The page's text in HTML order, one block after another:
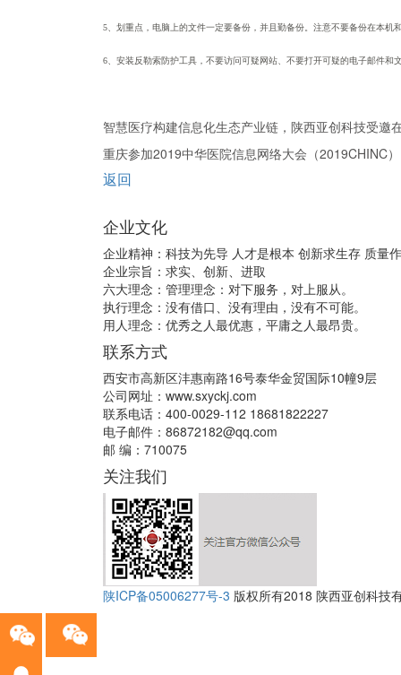
5、划重点，电脑上的文件一定要备份，并且勤备份。注意不要备份在本机
6、安装反勒索防护工具，不要访问可疑网站、不要打开可疑的电子邮件和
智慧医疗构建信息化生态产业链，陕西亚创科技受邀
重庆参加2019中华医院信息网络大会（2019CHINC）
返回
企业文化
企业精神：科技为先导 人才是根本 创新求生存 质量
企业宗旨：求实、创新、进取
六大理念：管理理念：对下服务，对上服从。
执行理念：没有借口、没有理由，没有不可能。
用人理念：优秀之人最优惠，平庸之人最昂贵。
联系方式
西安市高新区沣惠南路16号泰华金贸国际10幢9层
公司网址：www.sxyckj.com
联系电话：400-0029-112 18681822227
电子邮件：86872182@qq.com
邮 编：710075
关注我们
陕ICP备05006277号-3 版权所有2018 陕西亚创科技